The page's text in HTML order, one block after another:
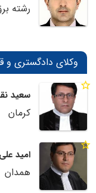
رشته
وکلای دادگستری و
سعید
کرمان
امید
همدان